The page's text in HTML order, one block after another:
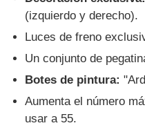
(izquierdo y derecho).
Luces de freno
Un conjunto de
Botes de pintura:
Aumenta el número
usar a 55.